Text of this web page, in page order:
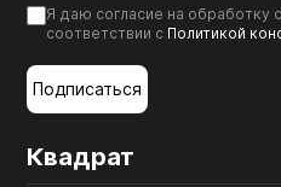
Квадрат
Я даю согласие на обработку
соответствии с Политикой
Подписаться